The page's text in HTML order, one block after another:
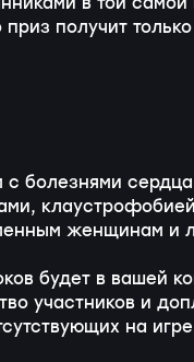
получит
с болезнями
женщинам и
будет в вашей
участников и
на